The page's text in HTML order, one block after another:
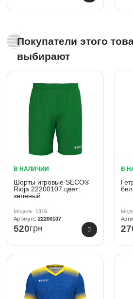
Покупатели этого
выбирают
В НАЛИЧИИ
Шорты игровые SECO®
Rioja 22200107 цвет:
зеленый
1316
22200107
520грн
В